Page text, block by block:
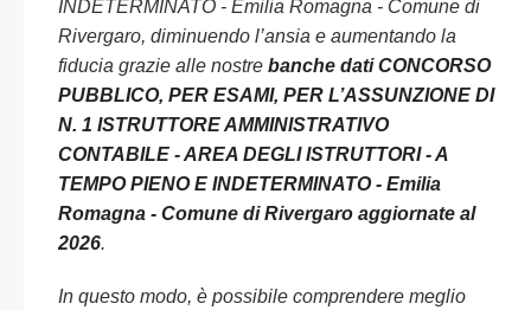
INDETERMINATO - Emilia Romagna - Comune di
Rivergaro, diminuendo l’ansia e aumentando la
fiducia grazie alle nostre banche dati CONCORSO
PUBBLICO, PER ESAMI, PER L’ASSUNZIONE DI
N. 1 ISTRUTTORE AMMINISTRATIVO
CONTABILE - AREA DEGLI ISTRUTTORI - A
TEMPO PIENO E INDETERMINATO - Emilia
Romagna - Comune di Rivergaro aggiornate al
2026.
In questo modo, è possibile comprendere meglio